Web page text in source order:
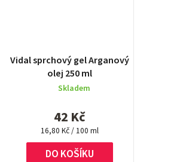
Vidal sprchový gel Arganový
olej 250 ml
Skladem
42 Kč
Měrná
cena:
16,80 Kč / 100 ml
DO KOŠÍKU